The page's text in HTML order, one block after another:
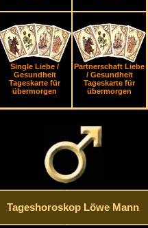
Single Liebe /
Gesundheit
Tageskarte für
übermorgen
Partnerschaft Liebe
/ Gesundheit
Tageskarte für
übermorgen
Tageshoroskop Löwe Mann